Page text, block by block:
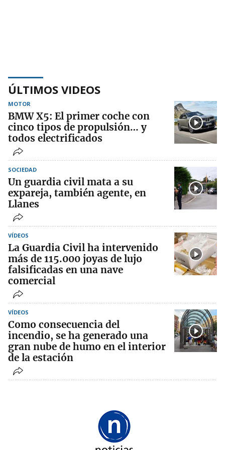
ÚLTIMOS VIDEOS
MOTOR
BMW X5: El primer coche con
cinco tipos de propulsión… y
todos electrificados
SOCIEDAD
Un guardia civil mata a su
expareja, también agente, en
Llanes
VÍDEOS
La Guardia Civil ha intervenido
más de 115.000 joyas de lujo
falsificadas en una nave
comercial
VÍDEOS
Como consecuencia del
incendio, se ha generado una
gran nube de humo en el interior
de la estación